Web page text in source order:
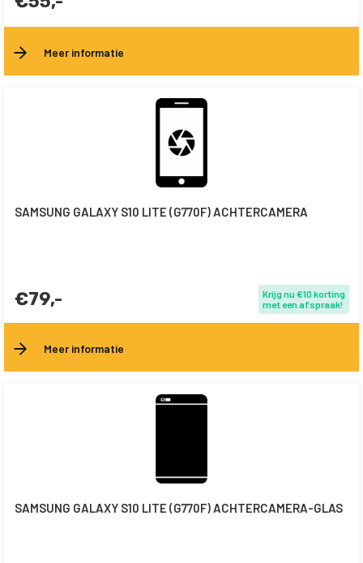
Meer informatie
SAMSUNG GALAXY S10 LITE (G770F) ACHTERCAMERA
€79,-
Krijg nu €10 korting
met een afspraak!
Meer informatie
SAMSUNG GALAXY S10 LITE (G770F) ACHTERCAMERA-GLAS